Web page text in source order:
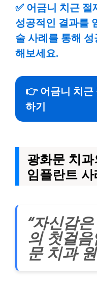
✅ 어금니 치근 절
성공적인 결과를
술 사례를 통해
해보세요.
👉 어금니 치근
하기
광화문 치
임플란트 사
“자신감
의 첫걸음
문 치과